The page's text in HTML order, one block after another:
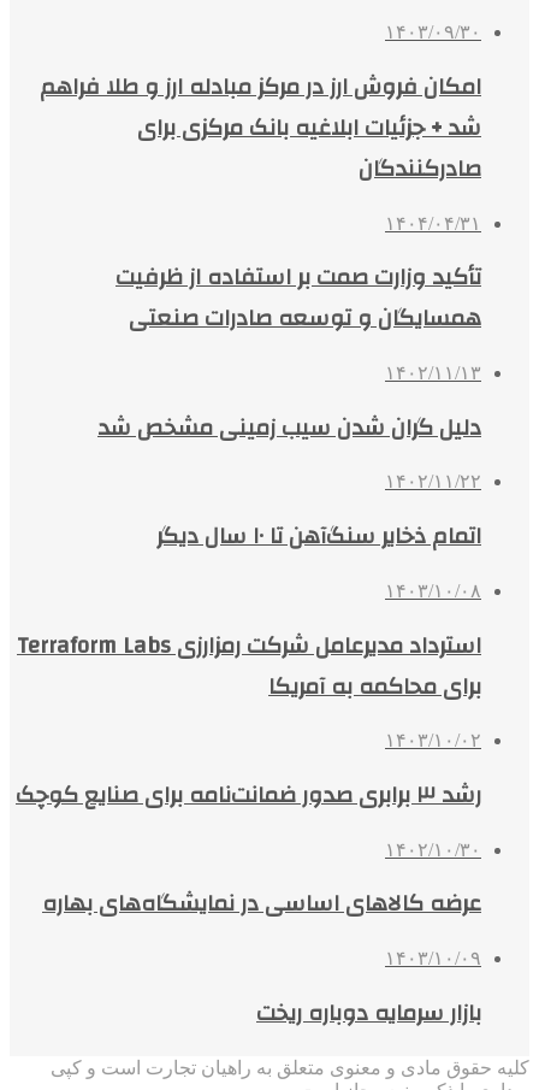
۱۴۰۳/۰۹/۳۰
امکان فروش ارز در مرکز مبادله ارز و طلا فراهم
شد + جزئیات ابلاغیه بانک مرکزی برای
صادرکنندگان
۱۴۰۴/۰۴/۳۱
تأکید وزارت صمت بر استفاده از ظرفیت
همسایگان و توسعه صادرات صنعتی
۱۴۰۲/۱۱/۱۳
دلیل گران شدن سیب زمینی مشخص شد
۱۴۰۲/۱۱/۲۲
اتمام ذخایر سنگ‌آهن تا ۱۰ سال دیگر
۱۴۰۳/۱۰/۰۸
استرداد مدیرعامل شرکت رمزارزی Terraform Labs
برای محاکمه به آمریکا
۱۴۰۳/۱۰/۰۲
رشد ۳ برابری صدور ضمانت‌نامه برای صنایع کوچک
۱۴۰۲/۱۰/۳۰
عرضه کالاهای اساسی در نمایشگاه‌های بهاره
۱۴۰۳/۱۰/۰۹
بازار سرمایه دوباره ریخت
کلیه حقوق مادی و معنوی متعلق به راهیان تجارت است و کپی